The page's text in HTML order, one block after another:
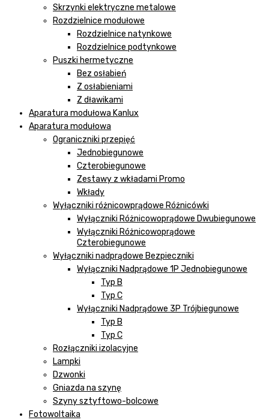
Skrzynki elektryczne metalowe
Rozdzielnice modułowe
Rozdzielnice natynkowe
Rozdzielnice podtynkowe
Puszki hermetyczne
Bez osłabień
Z osłabieniami
Z dławikami
Aparatura modułowa Kanlux
Aparatura modułowa
Ograniczniki przepięć
Jednobiegunowe
Czterobiegunowe
Zestawy z wkładami Promo
Wkłady
Wyłączniki różnicowprądowe Różnicówki
Wyłączniki Różnicowoprądowe Dwubiegunowe
Wyłączniki Różnicowoprądowe
Czterobiegunowe
Wyłączniki nadprądowe Bezpieczniki
Wyłączniki Nadprądowe 1P Jednobiegunowe
Typ B
Typ C
Wyłączniki Nadprądowe 3P Trójbiegunowe
Typ B
Typ C
Rozłączniki izolacyjne
Lampki
Dzwonki
Gniazda na szynę
Szyny sztyftowo-bolcowe
Fotowoltaika